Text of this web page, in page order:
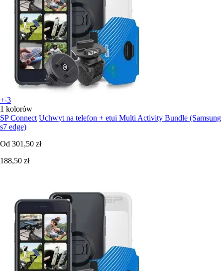
+-3
1 kolorów
SP Connect Uchwyt na telefon + etui Multi Activity Bundle (Samsung
s7 edge)
Od 301,50 zł
188,50 zł